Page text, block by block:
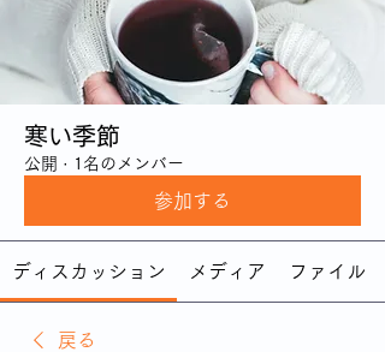
寒い季節
公開 · 1名のメンバー
参加する
ディスカッション メディア ファイル
戻る